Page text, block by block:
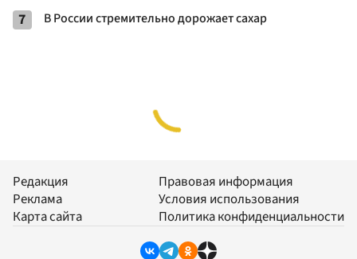
7 В России стремительно дорожает сахар
Редакция
Реклама
Карта сайта
Правовая информация
Условия использования
Политика конфиденциальности